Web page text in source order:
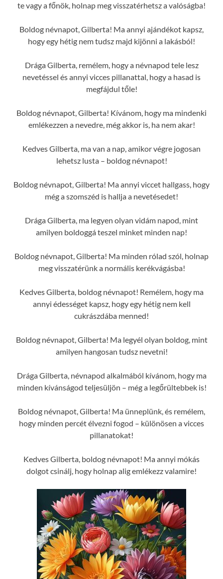
te vagy a főnök, holnap meg visszatérhetsz a valóságba!
Boldog névnapot, Gilberta! Ma annyi ajándékot kapsz,
hogy egy hétig nem tudsz majd kijönni a lakásból!
Drága Gilberta, remélem, hogy a névnapod tele lesz
nevetéssel és annyi vicces pillanattal, hogy a hasad is
megfájdul tőle!
Boldog névnapot, Gilberta! Kívánom, hogy ma mindenki
emlékezzen a nevedre, még akkor is, ha nem akar!
Kedves Gilberta, ma van a nap, amikor végre jogosan
lehetsz lusta – boldog névnapot!
Boldog névnapot, Gilberta! Ma annyi viccet hallgass, hogy
még a szomszéd is hallja a nevetésedet!
Drága Gilberta, ma legyen olyan vidám napod, mint
amilyen boldoggá teszel minket minden nap!
Boldog névnapot, Gilberta! Ma minden rólad szól, holnap
meg visszatérünk a normális kerékvágásba!
Kedves Gilberta, boldog névnapot! Remélem, hogy ma
annyi édességet kapsz, hogy egy hétig nem kell
cukrászdába menned!
Boldog névnapot, Gilberta! Ma legyél olyan boldog, mint
amilyen hangosan tudsz nevetni!
Drága Gilberta, névnapod alkalmából kívánom, hogy ma
minden kívánságod teljesüljön – még a legőrültebbek is!
Boldog névnapot, Gilberta! Ma ünneplünk, és remélem,
hogy minden percét élvezni fogod – különösen a vicces
pillanatokat!
Kedves Gilberta, boldog névnapot! Ma annyi mókás
dolgot csinálj, hogy holnap alig emlékezz valamire!